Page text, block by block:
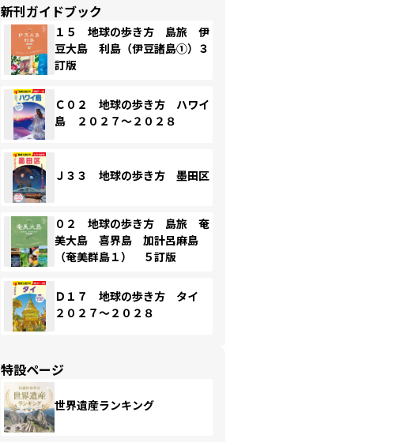
新刊ガイドブック
１５ 地球の歩き方 島旅 伊
豆大島 利島（伊豆諸島①）３
訂版
Ｃ０２ 地球の歩き方 ハワイ
島 ２０２７～２０２８
Ｊ３３ 地球の歩き方 墨田区
０２ 地球の歩き方 島旅 奄
美大島 喜界島 加計呂麻島
（奄美群島１） ５訂版
Ｄ１７ 地球の歩き方 タイ
２０２７～２０２８
特設ページ
世界遺産ランキング